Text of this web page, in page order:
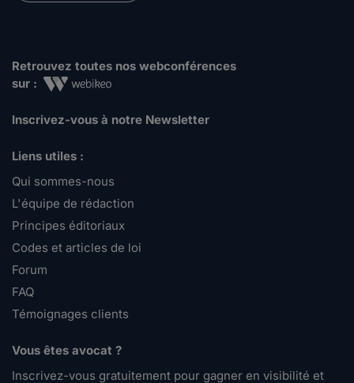
Retrouvez toutes nos webconférences
sur :
Inscrivez-vous à notre Newsletter
Liens utiles :
Qui sommes-nous
L'équipe de rédaction
Principes éditoriaux
Codes et articles de loi
Forum
FAQ
Témoignages clients
Vous êtes avocat ?
Inscrivez-vous gratuitement pour gagner en visibilité et